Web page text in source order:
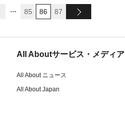
... 85 86 87
All Aboutサービス・メディア
All About ニュース
All About Japan